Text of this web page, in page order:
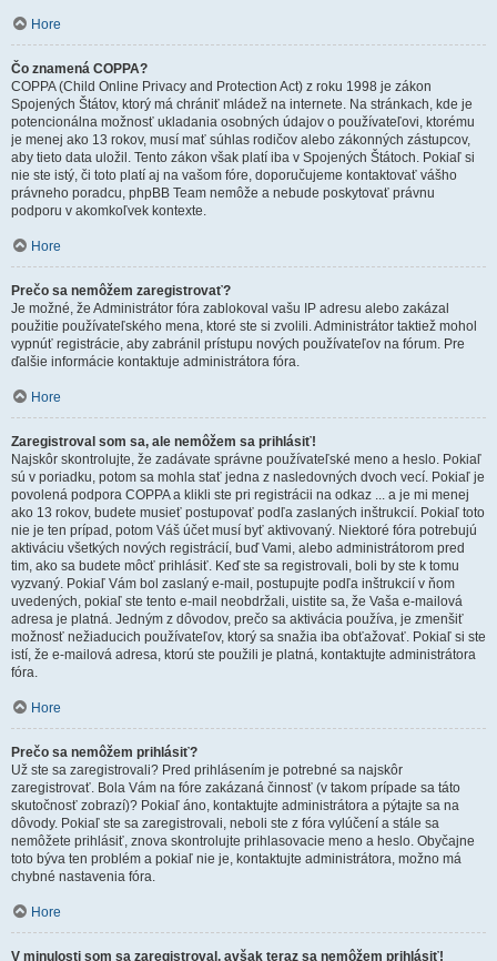
Hore
Čo znamená COPPA?
COPPA (Child Online Privacy and Protection Act) z roku 1998 je zákon
Spojených Štátov, ktorý má chrániť mládež na internete. Na stránkach, kde je
potencionálna možnosť ukladania osobných údajov o používateľovi, ktorému
je menej ako 13 rokov, musí mať súhlas rodičov alebo zákonných zástupcov,
aby tieto data uložil. Tento zákon však platí iba v Spojených Štátoch. Pokiaľ si
nie ste istý, či toto platí aj na vašom fóre, doporučujeme kontaktovať vášho
právneho poradcu, phpBB Team nemôže a nebude poskytovať právnu
podporu v akomkoľvek kontexte.
Hore
Prečo sa nemôžem zaregistrovať?
Je možné, že Administrátor fóra zablokoval vašu IP adresu alebo zakázal
použitie používateľského mena, ktoré ste si zvolili. Administrátor taktiež mohol
vypnúť registrácie, aby zabránil prístupu nových používateľov na fórum. Pre
ďalšie informácie kontaktuje administrátora fóra.
Hore
Zaregistroval som sa, ale nemôžem sa prihlásiť!
Najskôr skontrolujte, že zadávate správne používateľské meno a heslo. Pokiaľ
sú v poriadku, potom sa mohla stať jedna z nasledovných dvoch vecí. Pokiaľ je
povolená podpora COPPA a klikli ste pri registrácii na odkaz ... a je mi menej
ako 13 rokov, budete musieť postupovať podľa zaslaných inštrukcií. Pokiaľ toto
nie je ten prípad, potom Váš účet musí byť aktivovaný. Niektoré fóra potrebujú
aktiváciu všetkých nových registrácií, buď Vami, alebo administrátorom pred
tim, ako sa budete môcť prihlásiť. Keď ste sa registrovali, boli by ste k tomu
vyzvaný. Pokiaľ Vám bol zaslaný e-mail, postupujte podľa inštrukcií v ňom
uvedených, pokiaľ ste tento e-mail neobdržali, uistite sa, že Vaša e-mailová
adresa je platná. Jedným z dôvodov, prečo sa aktivácia používa, je zmenšiť
možnosť nežiaducich používateľov, ktorý sa snažia iba obťažovať. Pokiaľ si ste
istí, že e-mailová adresa, ktorú ste použili je platná, kontaktujte administrátora
fóra.
Hore
Prečo sa nemôžem prihlásiť?
Už ste sa zaregistrovali? Pred prihlásením je potrebné sa najskôr
zaregistrovať. Bola Vám na fóre zakázaná činnosť (v takom prípade sa táto
skutočnosť zobrazí)? Pokiaľ áno, kontaktujte administrátora a pýtajte sa na
dôvody. Pokiaľ ste sa zaregistrovali, neboli ste z fóra vylúčení a stále sa
nemôžete prihlásiť, znova skontrolujte prihlasovacie meno a heslo. Obyčajne
toto býva ten problém a pokiaľ nie je, kontaktujte administrátora, možno má
chybné nastavenia fóra.
Hore
V minulosti som sa zaregistroval, avšak teraz sa nemôžem prihlásiť!